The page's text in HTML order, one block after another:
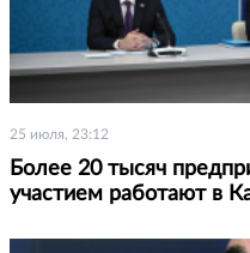
25 июля, 23:12
Более 20 тысяч
участием работают в